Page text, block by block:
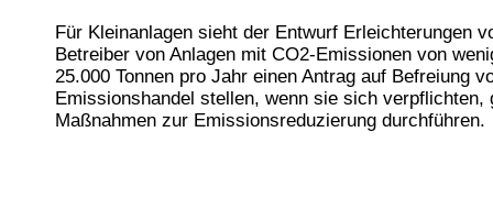
Für Kleinanlagen sieht der Entwurf Erleichterungen
Betreiber von Anlagen mit CO2-Emissionen von
25.000 Tonnen pro Jahr einen Antrag auf Befreiung
Emissionshandel stellen, wenn sie sich verpflichten,
Maßnahmen zur Emissionsreduzierung durchführen.